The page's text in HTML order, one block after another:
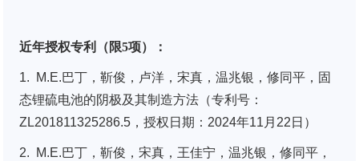
近年授权专利（限5项）：
1. M.E.巴丁，靳俊，卢洋，宋真，温兆银，修同平，固
态锂硫电池的阴极及其制造方法（专利号：
ZL201811325286.5，授权日期：2024年11月22日）
2. M.E.巴丁，靳俊，宋真，王佳宁，温兆银，修同平，